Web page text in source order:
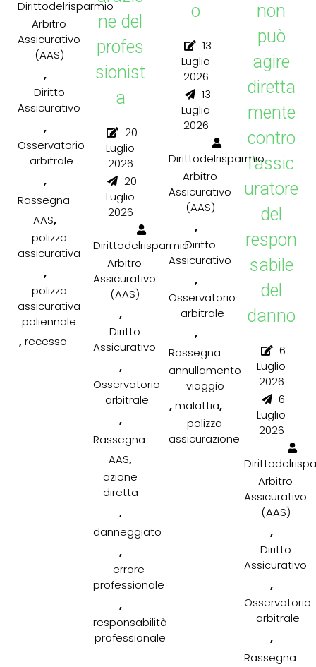
Dirittodelrisparmio
Arbitro
Assicurativo
(AAS)
,
Diritto
Assicurativo
,
Osservatorio
arbitrale
,
Rassegna
AAS,
polizza
assicurativa
,
polizza
assicurativa
poliennale
,recesso
ne del
profes
sionist
a
20
Luglio
2026
20
Luglio
2026
Dirittodelrisparmio
Arbitro
Assicurativo
(AAS)
,
Diritto
Assicurativo
,
Osservatorio
arbitrale
,
Rassegna
AAS,
azione
diretta
,
danneggiato
,
errore
professionale
,
responsabilità
professionale
o
13
Luglio
2026
13
Luglio
2026
Dirittodelrisparmio
Arbitro
Assicurativo
(AAS)
,
Diritto
Assicurativo
,
Osservatorio
arbitrale
,
Rassegna
annullamento
viaggio
,malattia,
polizza
assicurazione
non
può
agire
diretta
mente
contro
l’assic
uratore
del
respon
sabile
del
danno
6
Luglio
2026
6
Luglio
2026
Arbitro
Assicurativo
(AAS)
,
Diritto
Assicurativo
,
Osservatorio
arbitrale
,
Rassegna